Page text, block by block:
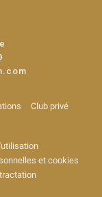
Club privé
et cookies